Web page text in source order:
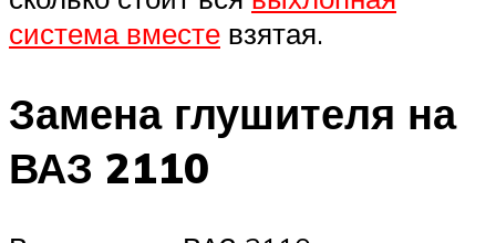
система вместе взятая.
Замена глушителя на
ВАЗ 2110